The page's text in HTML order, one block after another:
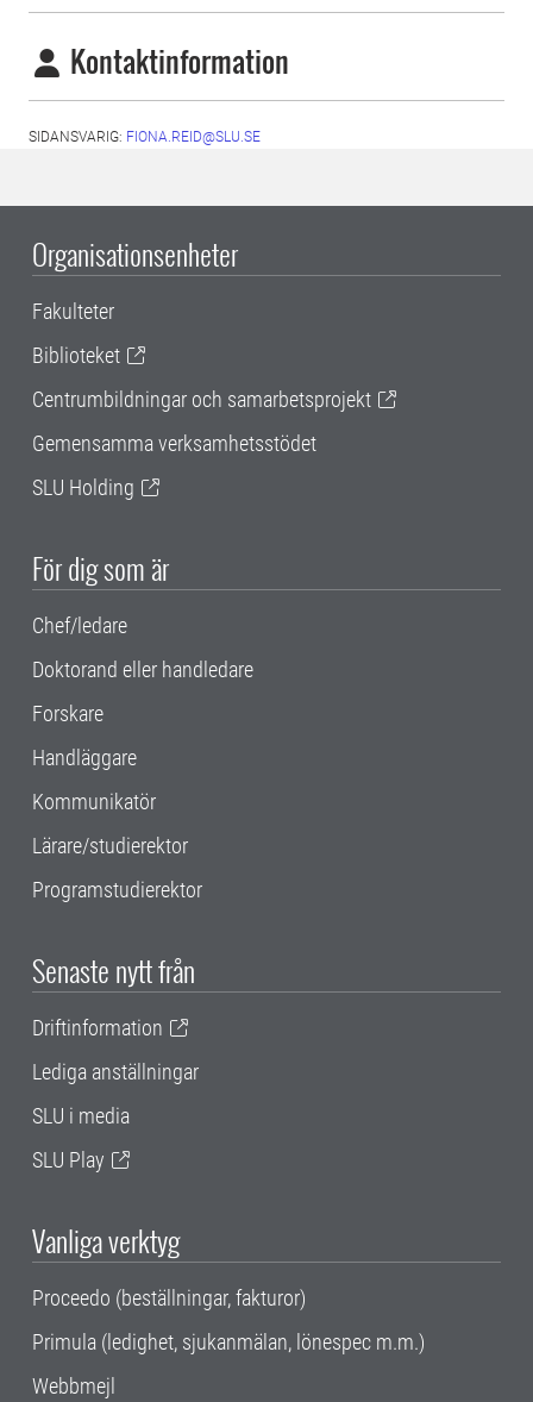
Kontaktinformation
SIDANSVARIG: FIONA.REID@SLU.SE
Organisationsenheter
Fakulteter
Biblioteket
Centrumbildningar och samarbetsprojekt
Gemensamma verksamhetsstödet
SLU Holding
För dig som är
Chef/ledare
Doktorand eller handledare
Forskare
Handläggare
Kommunikatör
Lärare/studierektor
Programstudierektor
Senaste nytt från
Driftinformation
Lediga anställningar
SLU i media
SLU Play
Vanliga verktyg
Proceedo (beställningar, fakturor)
Primula (ledighet, sjukanmälan, lönespec m.m.)
Webbmejl